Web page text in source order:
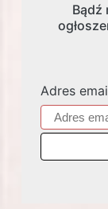
Bądź
Adres